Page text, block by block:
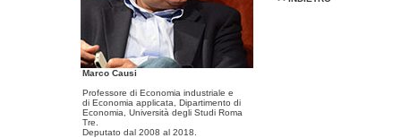
Marco Causi
Professore di Economia industriale e
di Economia applicata, Dipartimento di
Economia, Università degli Studi Roma
Tre.
Deputato dal 2008 al 2018.